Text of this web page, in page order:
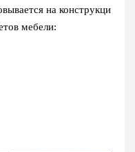
на конструкци
мебели: